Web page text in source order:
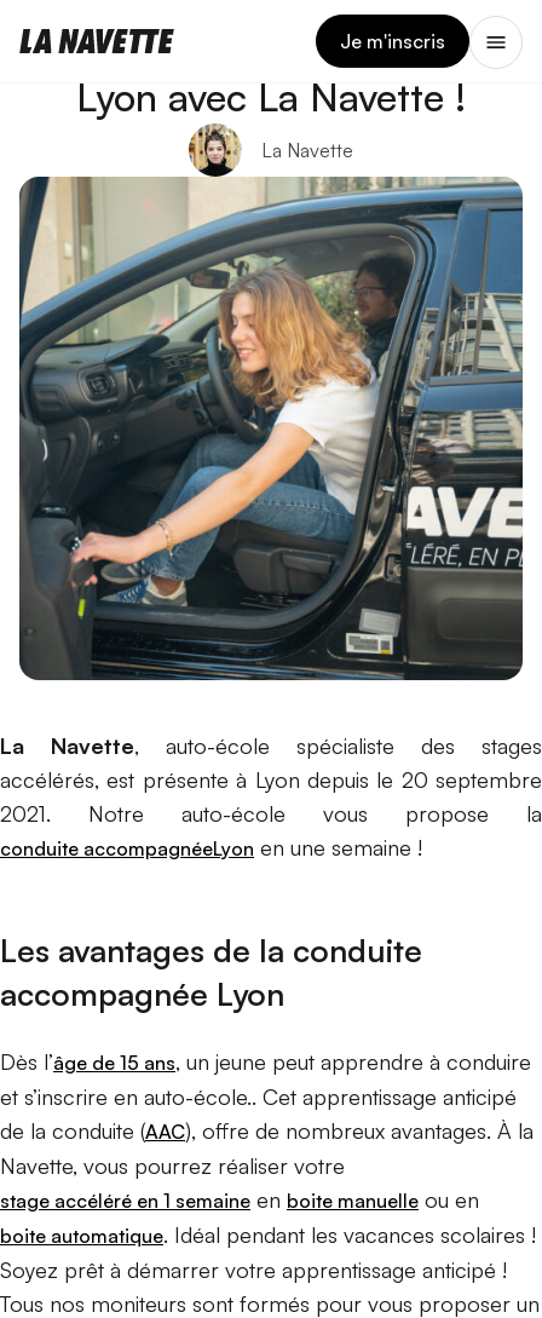
Je m'inscris
La conduite accompagnée à
Lyon avec La Navette !
La Navette
La Navette, auto-école spécialiste des stages
accélérés, est présente à Lyon depuis le 20 septembre
2021. Notre auto-école vous propose la
conduite accompagnéeLyon en une semaine !
Les avantages de la conduite
accompagnée Lyon
Dès l’âge de 15 ans, un jeune peut apprendre à conduire
et s’inscrire en auto-école.. Cet apprentissage anticipé
de la conduite (AAC), offre de nombreux avantages. À la
Navette, vous pourrez réaliser votre
stage accéléré en 1 semaine en boite manuelle ou en
boite automatique. Idéal pendant les vacances scolaires !
Soyez prêt à démarrer votre apprentissage anticipé !
Tous nos moniteurs sont formés pour vous proposer un